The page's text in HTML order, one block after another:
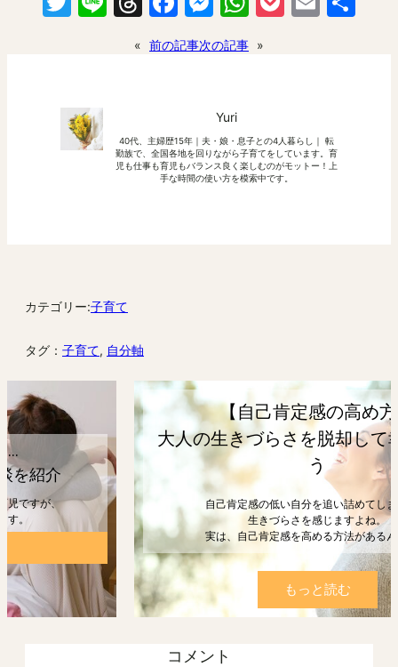
« 前の記事次の記事 »
Yuri
40代、主婦歴15年｜夫・娘・息子との4人暮らし｜ 転
勤族で、全国各地を回りながら子育てをしています。育
児も仕事も育児もバランス良く楽しむのがモットー！上
手な時間の使い方を模索中です。
カテゴリー:子育て
タグ： 子育て, 自分軸
【自己肯定感の高め方】
大人の生きづらさを脱却して幸せになろ
う
自己肯定感の低い自分を追い詰めてしまうと、
生きづらさを感じますよね。
実は、自己肯定感を高める方法があるんです。
もっと読む
コメント